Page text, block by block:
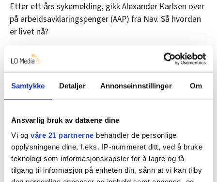
Samtykke Detaljer Annonseinnstillinger Om
Ansvarlig bruk av dataene dine
Vi og våre 21 partnerne behandler de personlige
opplysningene dine, f.eks. IP-nummeret ditt, ved å bruke
teknologi som informasjonskapsler for å lagre og få
tilgang til informasjon på enheten din, sånn at vi kan tilby
Etter ett års sykemelding, gikk Alexander Karlsen over
på arbeidsavklaringspenger (AAP) fra Nav. Så hvordan
er livet nå?
– Det er tungt. Å varsle er det mest ensomme jeg har
opplevd hele livet. Du kan snakke med kolleger, men du
for. Det er vanskelig å forklare til andre hvordan
belastningen er. Du ønsket opprinnelig å få en slutt på
kritikkverdige forhold på jobben. Etter hvert opplever
du at du selv er blitt «problemet».
Karlsen forteller at det tyngste slaget var å miste
sikkerhetsklareringen og dermed bli utestengt fra
arbeidsplassen.